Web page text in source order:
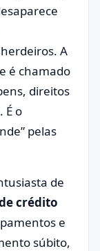
A
é chamado
direitos
É o
pelas
de
crédito
e
súbito,